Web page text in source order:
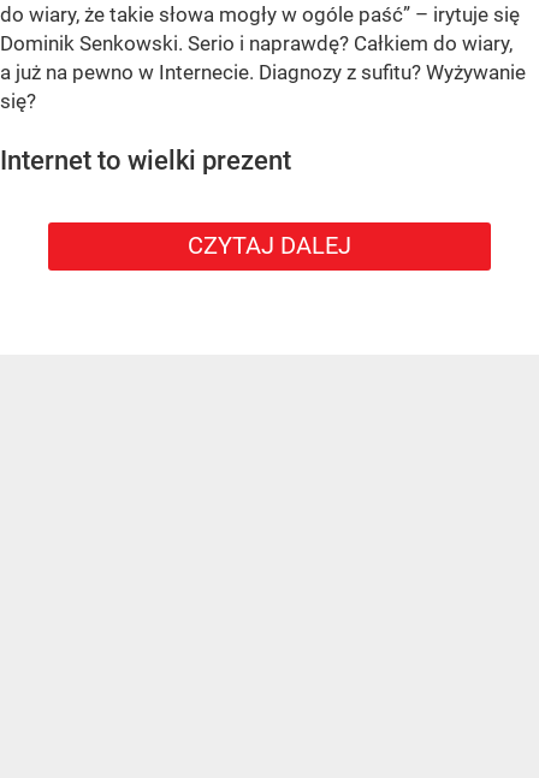
do wiary, że takie słowa mogły w ogóle paść” – irytuje się
Dominik Senkowski. Serio i naprawdę? Całkiem do wiary,
a już na pewno w Internecie. Diagnozy z sufitu? Wyżywanie
się?
Internet to wielki prezent
CZYTAJ DALEJ